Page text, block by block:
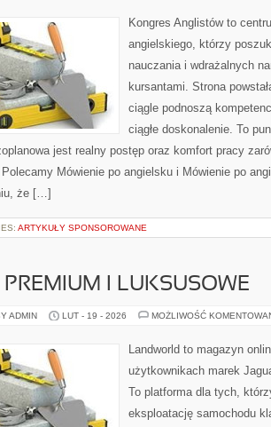
Kongres Anglistów to
angielskiego, którzy
nauczania i wdrażalnych
kursantami. Strona
ciągle podnoszą
ciągłe doskonalenie. To
jest realny postęp oraz komfort pracy
Mówienie po angielsku i Mówienie po
że […]
ARTYKUŁY SPONSOROWANE
PREMIUM I LUKSUSOWE
ADMIN LUT - 19 - 2026 MOŻLIWOŚĆ
Landworld to magazyn
użytkownikach marek
To platforma dla tych,
eksploatację samochodu